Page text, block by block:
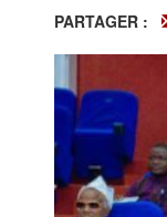
PARTAGER :